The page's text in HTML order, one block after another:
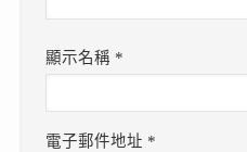
顯示名稱 *
電子郵件地址 *